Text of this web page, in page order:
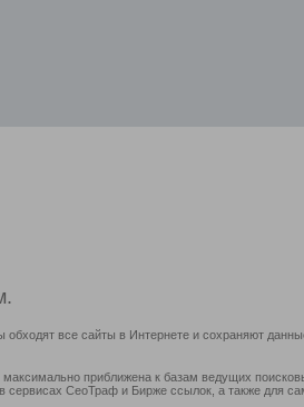
все сайты в Интернете и сохраняют
максимально приближена к базам ведущих
сервисах СеоТраф и Бирже ссылок, а также для